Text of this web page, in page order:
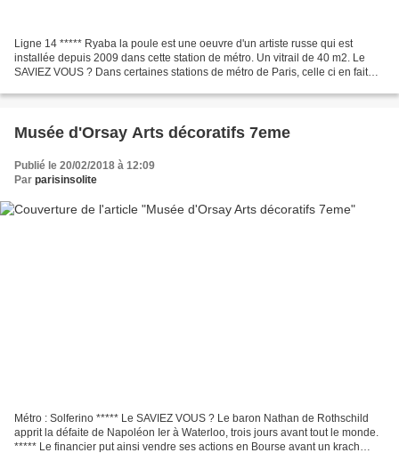
Ligne 14 ***** Ryaba la poule est une oeuvre d'un artiste russe qui est
installée depuis 2009 dans cette station de métro. Un vitrail de 40 m2. Le
SAVIEZ VOUS ? Dans certaines stations de métro de Paris, celle ci en fait
Musée d'Orsay Arts décoratifs 7eme
Publié le 20/02/2018 à 12:09
Par parisinsolite
Métro : Solferino ***** Le SAVIEZ VOUS ? Le baron Nathan de Rothschild
apprit la défaite de Napoléon Ier à Waterloo, trois jours avant tout le monde.
***** Le financier put ainsi vendre ses actions en Bourse avant un krach